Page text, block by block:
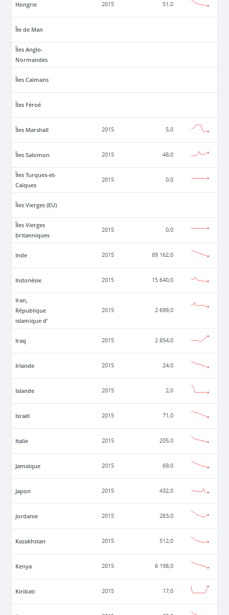
Hongrie 2015 51,0
Île de Man
Îles Anglo-
Normandes
Îles Caïmans
Îles Féroé
Îles Marshall 2015 5,0
Îles Salomon 2015 48,0
Îles Turques-et-
Caïques
2015 0,0
Îles Vierges (EU)
Îles Vierges
britanniques
2015 0,0
Inde 2015 89 162,0
Indonésie 2015 15 640,0
Iran,
République
islamique d’
2015 2 699,0
Iraq 2015 2 854,0
Irlande 2015 24,0
Islande 2015 2,0
Israël 2015 71,0
Italie 2015 205,0
Jamaïque 2015 69,0
Japon 2015 432,0
Jordanie 2015 283,0
Kazakhstan 2015 512,0
Kenya 2015 6 198,0
Kiribati 2015 17,0